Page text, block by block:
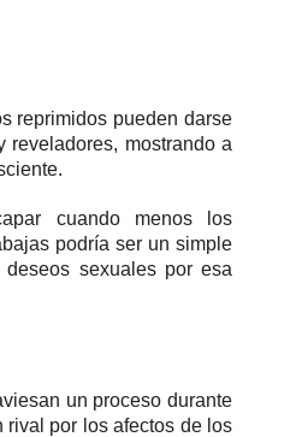
reprimidos pueden darse
mostrando a
cuando menos los
podría ser un simple
sexuales por esa
un proceso durante
rival por los afectos de los